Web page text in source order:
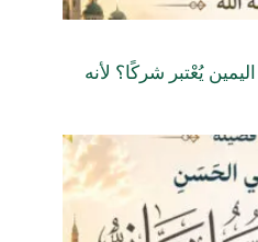
يُعْتبر شركًا؟ لأنه